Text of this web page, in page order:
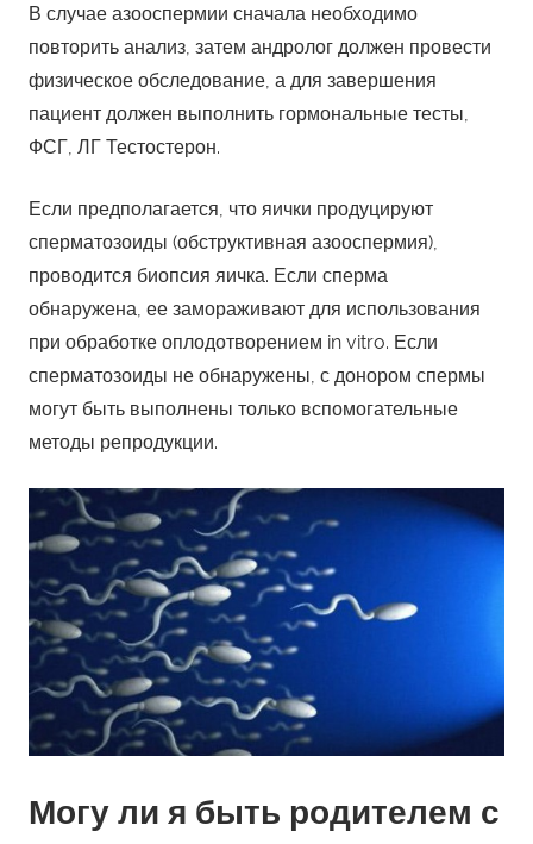
В случае азооспермии сначала необходимо
повторить анализ, затем андролог должен провести
физическое обследование, а для завершения
пациент должен выполнить гормональные тесты,
ФСГ, ЛГ Тестостерон.
Если предполагается, что яички продуцируют
сперматозоиды (обструктивная азооспермия),
проводится биопсия яичка. Если сперма
обнаружена, ее замораживают для использования
при обработке оплодотворением in vitro. Если
сперматозоиды не обнаружены, с донором спермы
могут быть выполнены только вспомогательные
методы репродукции.
Могу ли я быть родителем с